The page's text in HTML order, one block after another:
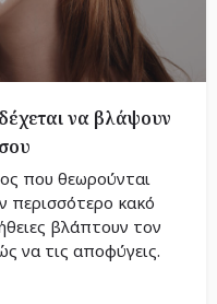
να βλάψουν
που θεωρούνται
περισσότερο κακό
βλάπτουν τον
να τις αποφύγεις.